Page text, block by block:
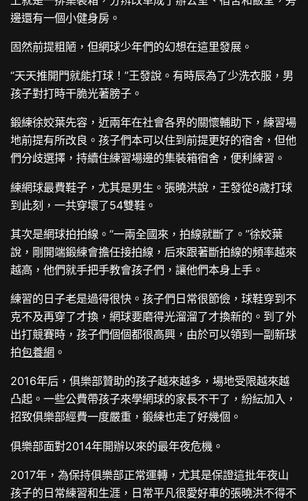
邊還有一個小健身房。
固然前提粗陋，但網球少年們的幻想在這里發展。
“天天推開門就能打球！”王發說。有時辰為了少洗衣服，男
孩子對打時干脆光著膀子。
鍛練徐姣葉先容，近兩年在社會各界的關懷輔助下，練習場
地前提有所改良。孩子們本可以住到前提更好的宿舍，但他
們分歧選擇，持續住練習場邊的集裝箱宿舍，便利練習。
練網球最費鞋子，尤其是男生。張曉洪說，王發從8歲打球
到此刻，一共穿壞了54雙鞋。
其次是網球拍拍線。“一兩全國來，拍線就斷了。”徐姣葉
說，剛開端鍛練會擔任接拍線，后來跟著斷拍線的頻率越來
越高，他們就手把手教會孩子們，讓他們本身上手。
練習的日子老是過得很快。孩子們日常很節儉，球鞋穿到不
克不及再穿了才換，網球要磨得光溜溜了才換新的。到了外
出打競賽時，孩子們個個都很高興，由於可以領到一副新球
拍包養網 。
2016年后，俱樂部贊助的孩子越來越多，場地受限越來越
凸起。一些公費帶孩子來學網球的家長不干了，紛紜加入，
招致俱樂部經費一度嚴重，鍛練也走了好幾個。
俱樂部面對2014年開辦以來的最年夜危機。
2017年，為保持俱樂部正常運轉，尤其是保證這批年夜山
孩子的日常練習和生涯，日常平凡很愛好車的張曉洪不得不